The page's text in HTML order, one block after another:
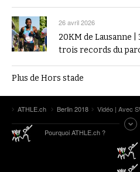
26 avril 2026
20KM de Lausanne
trois records du
Plus de Hors stade
ATHLE.ch Berlin 2018 Vidéo | Avec
Pourquoi ATHLE.ch ?